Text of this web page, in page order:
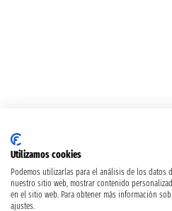
Utilizamos cookies
Podemos utilizarlas para el análisis de los datos
nuestro sitio web, mostrar contenido
en el sitio web. Para obtener más información
ajustes.